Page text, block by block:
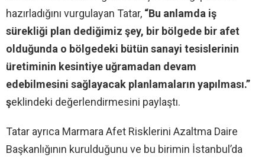
hazırladığını vurgulayan Tatar, “Bu anlamda iş
sürekliği plan dediğimiz şey, bir bölgede bir afet
olduğunda o bölgedeki bütün sanayi tesislerinin
üretiminin kesintiye uğramadan devam
edebilmesini sağlayacak planlamaların yapılması.”
şeklindeki değerlendirmesini paylaştı.
Tatar ayrıca Marmara Afet Risklerini Azaltma Daire
Başkanlığının kurulduğunu ve bu birimin İstanbul’da